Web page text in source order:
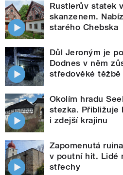
Rustlerův statek
skanzenem.
starého Chebska
Důl Jeroným je
Dodnes v něm
středověké těžbě
Okolím hradu
stezka. Přibližuje
i zdejší krajinu
Zapomenutá
v poutní hit. Lidé
střechy